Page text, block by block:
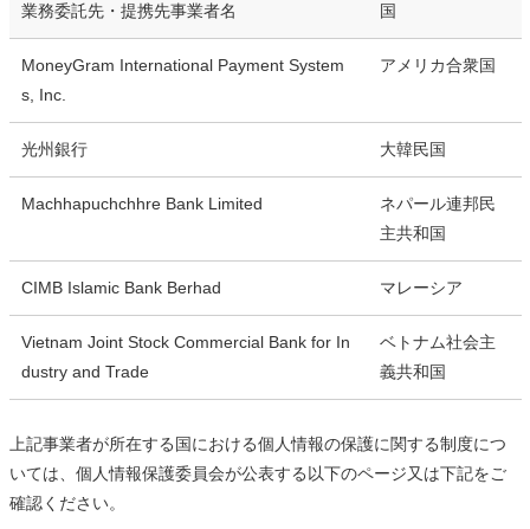
業務委託先・提携先事業者名 国
MoneyGram International Payment System
s, Inc.
アメリカ合衆国
光州銀行 大韓民国
Machhapuchchhre Bank Limited
ネパール連邦民
主共和国
CIMB Islamic Bank Berhad マレーシア
Vietnam Joint Stock Commercial Bank for In
dustry and Trade
ベトナム社会主
義共和国
上記事業者が所在する国における個人情報の保護に関する制度につ
いては、個人情報保護委員会が公表する以下のページ又は下記をご
確認ください。